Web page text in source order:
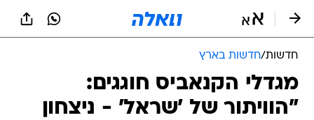
חדשות/חדשות בארץ
מגדלי הקנאביס חוגגים:
"הוויתור של 'שראל' - ניצחון